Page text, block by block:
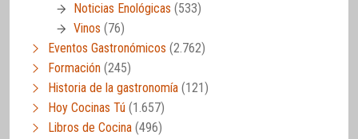
Noticias Enológicas (533)
Vinos (76)
Eventos Gastronómicos (2.762)
Formación (245)
Historia de la gastronomía (121)
Hoy Cocinas Tú (1.657)
Libros de Cocina (496)